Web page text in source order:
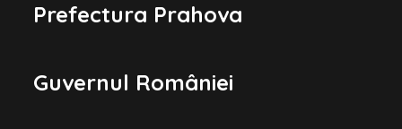
Prefectura Prahova
Guvernul României